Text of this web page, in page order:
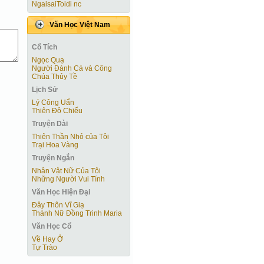
NgaisaiToidi nc
Văn Học Việt Nam
Cổ Tích
Ngọc Quạ
Người Ðánh Cá và Công
Chúa Thủy Tề
Lịch Sử
Lý Công Uẩn
Thiên Đô Chiếu
Truyện Dài
Thiên Thần Nhỏ của Tôi
Trại Hoa Vàng
Truyện Ngắn
Nhân Vật Nữ Của Tôi
Những Người Vui Tính
Văn Học Hiện Ðại
Đây Thôn Vĩ Giạ
Thánh Nữ Đồng Trinh Maria
Văn Học Cổ
Về Hay Ở
Tự Trào